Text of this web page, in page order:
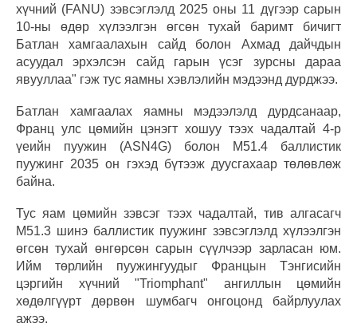
хүчний (FANU) зэвсэглэлд 2025 оны 11 дүгээр сарын
10-ны өдөр хүлээлгэн өгсөн тухай баримт бичигт
Батлан хамгаалахын сайд болон Ахмад дайчдын
асуудал эрхэлсэн сайд гарын үсэг зурсны дараа
явууллаа" гэж тус яамны хэвлэлийн мэдээнд дурджээ.
Батлан хамгаалах яамны мэдээлэлд дурдсанаар,
Франц улс цөмийн цэнэгт хошуу тээх чадалтай 4-р
үеийн пуужин (ASN4G) болон M51.4 баллистик
пуужинг 2035 он гэхэд бүтээж дуусгахаар төлөвлөж
байна.
Тус яам цөмийн зэвсэг тээх чадалтай, тив алгасагч
M51.3 шинэ баллистик пуужинг зэвсэглэлд хүлээлгэн
өгсөн тухай өнгөрсөн сарын сүүлчээр зарласан юм.
Ийм төрлийн пуужингуудыг Францын Тэнгисийн
цэргийн хүчний "Triomphant" ангиллын цөмийн
хөдөлгүүрт дөрвөн шумбагч онгоцонд байрлуулах
ажээ.